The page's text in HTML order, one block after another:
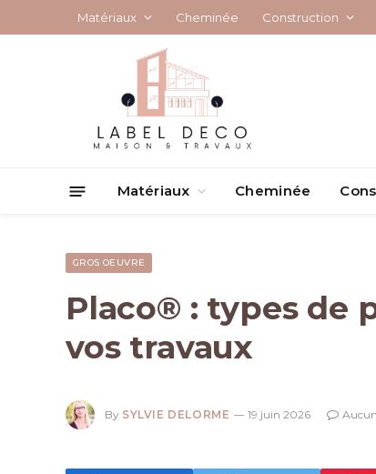
Matériaux Cheminée Construction
Matériaux Cheminée
GROS OEUVRE
Placo® : types de
vos travaux
By SYLVIE DELORME 19 juin 2026